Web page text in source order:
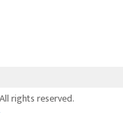
rights reserved.